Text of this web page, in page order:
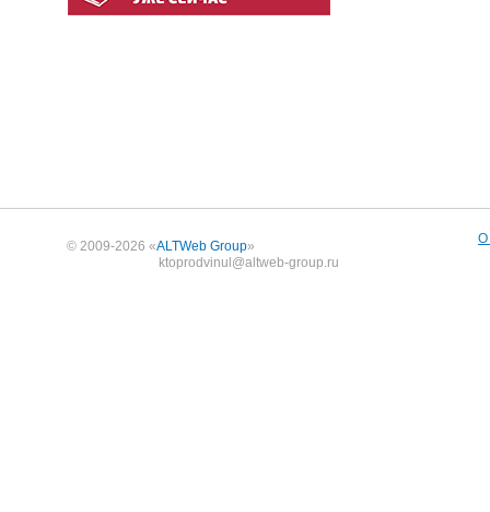
© 2009-2026 «ALTWeb Group»
ktoprodvinul@altweb-group.ru
О